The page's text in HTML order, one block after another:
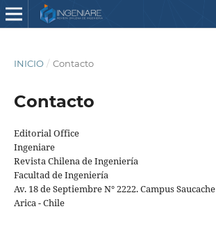
INICIO / Contacto
Contacto
Editorial Office
Ingeniare
Revista Chilena de Ingeniería
Facultad de Ingeniería
Av. 18 de Septiembre N° 2222. Campus Saucache
Arica - Chile